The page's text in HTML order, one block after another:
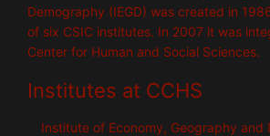
Demography (IEGD) was created in
of six CSIC institutes. In 2007 it was
Center for Human and Social Sciences.
Institutes at CCHS
Institute of Economy, Geography and